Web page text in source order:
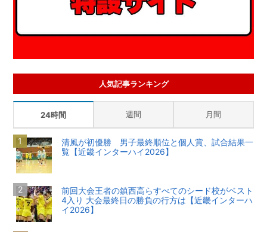
人気記事ランキング
24時間 週間 月間
清風が初優勝 男子最終順位と個人賞、試合結果一
覧【近畿インターハイ2026】
前回大会王者の鎮西高らすべてのシード校がベスト
4入り 大会最終日の勝負の行方は【近畿インターハ
イ2026】